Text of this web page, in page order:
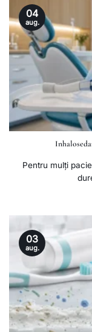
Pentru mulți
04
aug.
03
aug.